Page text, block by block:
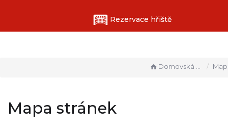
Rezervace hřiště
Domovská stránka
Mapa stránek